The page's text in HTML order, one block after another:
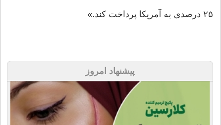
۲۵ درصدی به آمریکا پرداخت کند.»
پیشنهاد امروز